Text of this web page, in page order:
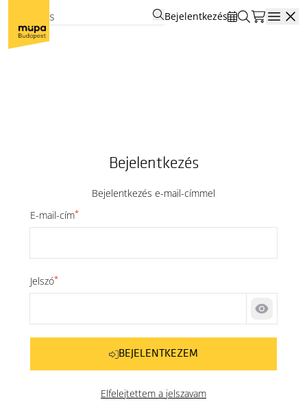
Bejelentkezés
Bejelentkezés
Bejelentkezés e-mail-címmel
E-mail-cím*
Jelszó*
Jelszó
BEJELENTKEZEM
Elfelejtettem a jelszavam